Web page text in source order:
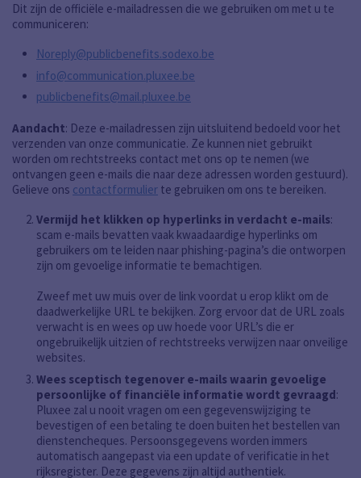
Dit zijn de officiële e-mailadressen die we gebruiken om met u te
communiceren:
Noreply@publicbenefits.sodexo.be
info@communication.pluxee.be
publicbenefits@mail.pluxee.be
Aandacht: Deze e-mailadressen zijn uitsluitend bedoeld voor het
verzenden van onze communicatie. Ze kunnen niet gebruikt
worden om rechtstreeks contact met ons op te nemen (we
ontvangen geen e-mails die naar deze adressen worden gestuurd).
Gelieve ons contactformulier te gebruiken om ons te bereiken.
Vermijd het klikken op hyperlinks in verdacht e-mails:
scam e-mails bevatten vaak kwaadaardige hyperlinks om
gebruikers om te leiden naar phishing-pagina’s die ontworpen
zijn om gevoelige informatie te bemachtigen.
Zweef met uw muis over de link voordat u erop klikt om de
daadwerkelijke URL te bekijken. Zorg ervoor dat de URL zoals
verwacht is en wees op uw hoede voor URL’s die er
ongebruikelijk uitzien of rechtstreeks verwijzen naar onveilige
websites.
Wees sceptisch tegenover e-mails waarin gevoelige
persoonlijke of financiële informatie wordt gevraagd:
Pluxee zal u nooit vragen om een gegevenswijziging te
bevestigen of een betaling te doen buiten het bestellen van
dienstencheques. Persoonsgegevens worden immers
automatisch aangepast via een update of verificatie in het
rijksregister. Deze gegevens zijn altijd authentiek.